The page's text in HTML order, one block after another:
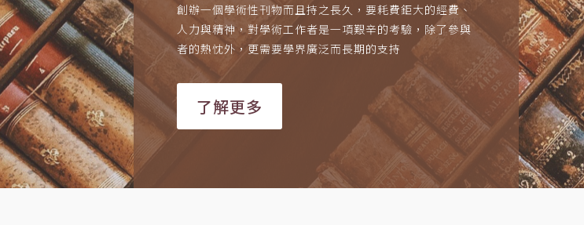
創辦一個學術性刊物而且持之長久，要耗費鉅大的經費、
人力與精神，對學術工作者是一項艱辛的考驗，除了參與
者的熱忱外，更需要學界廣泛而長期的支持
了解更多